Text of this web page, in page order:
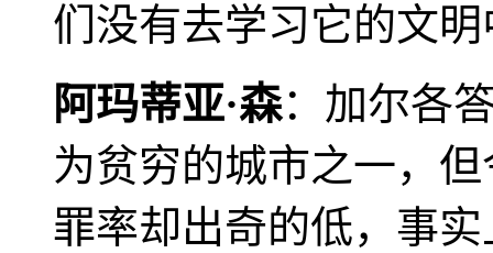
们没有去学习它的文
阿玛蒂亚·森：加尔各
为贫穷的城市之一，
罪率却出奇的低，事